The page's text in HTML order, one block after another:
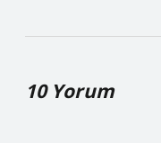
10 Yorum